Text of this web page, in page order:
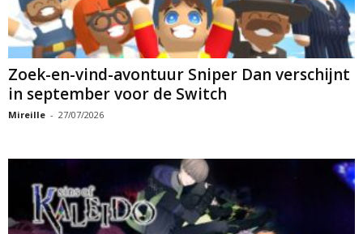
Zoek-en-vind-avontuur Sniper Dan verschijnt
in september voor de Switch
Mireille - 27/07/2026